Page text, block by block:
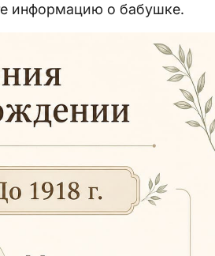
информацию о бабушке.